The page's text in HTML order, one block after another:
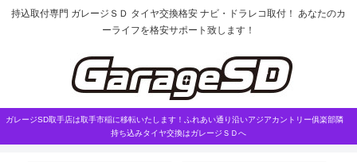
持込取付専門 ガレージＳＤ タイヤ交換格安 ナビ・ドラレコ取付！ あなたのカ
ーライフを格安サポート致します！
ガレージSD取手店は取手市稲に移転いたします！ふれあい通り沿いアジアカントリー俱楽部隣
持ち込みタイヤ交換はガレージＳＤへ